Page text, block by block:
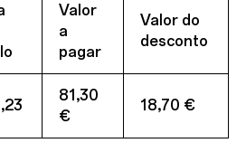
Valor
a
pagar
Valor do
desconto
81,30
€
18,70 €